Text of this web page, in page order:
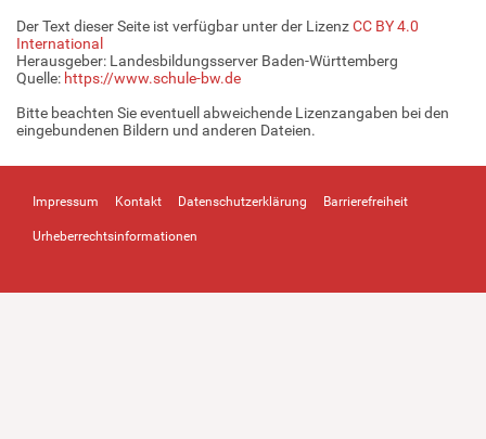
Der Text dieser Seite ist verfügbar unter der LizenzCC BY 4.0
International
Herausgeber: Landesbildungsserver Baden-Württemberg
Quelle: https://www.schule-bw.de
Bitte beachten Sie eventuell abweichende Lizenzangaben bei den
eingebundenen Bildern und anderen Dateien.
Impressum Kontakt Datenschutzerklärung Barrierefreiheit
Urheberrechtsinformationen